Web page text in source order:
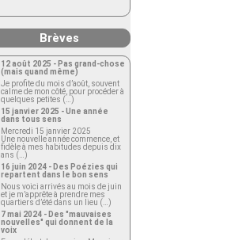
Brèves
12 août 2025 - Pas grand-chose
(mais quand même)
Je profite du mois d’août, souvent
calme de mon côté, pour procéder à
quelques petites (…)
15 janvier 2025 - Une année
dans tous sens
Mercredi 15 janvier 2025
Une nouvelle année commence, et
fidèle à mes habitudes depuis dix
ans (…)
16 juin 2024 - Des Poézies qui
repartent dans le bon sens
Nous voici arrivés au mois de juin
et je m’apprête à prendre mes
quartiers d’été dans un lieu (…)
7 mai 2024 - Des "mauvaises
nouvelles" qui donnent de la
voix